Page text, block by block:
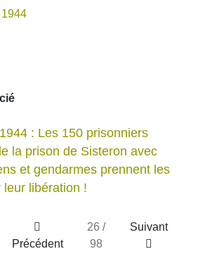
1944
: Les 150 prisonniers
la prison de Sisteron avec
et gendarmes prennent les
leur libération !
Précédent
26 /
98
Suivant